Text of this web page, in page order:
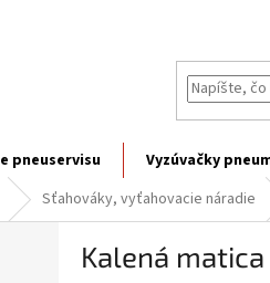
pneuservisu Vyzúvačky
Sťahováky, vyťahovacie náradie
Kalená